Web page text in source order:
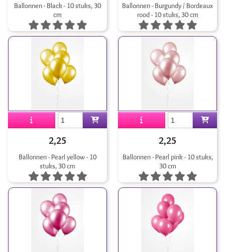
Ballonnen - Black - 10 stuks, 30
cm
Ballonnen - Burgundy / Bordeaux
rood - 10 stuks, 30 cm
2,25
Ballonnen - Pearl yellow - 10
stuks, 30 cm
2,25
Ballonnen - Pearl pink - 10 stuks,
30 cm